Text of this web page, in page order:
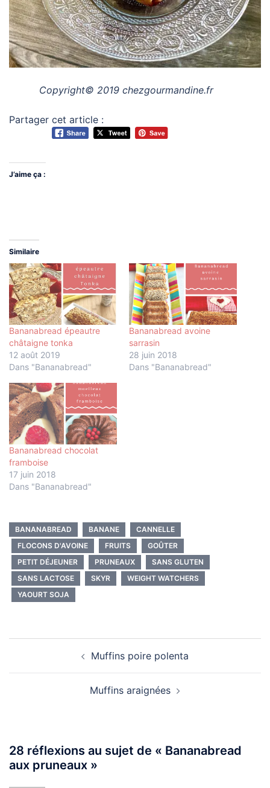
Copyright© 2019 chezgourmandine.fr
Partager cet article :
J’aime ça :
Similaire
Bananabread épeautre
châtaigne tonka
12 août 2019
Dans "Bananabread"
Bananabread avoine
sarrasin
28 juin 2018
Dans "Bananabread"
Bananabread chocolat
framboise
17 juin 2018
Dans "Bananabread"
BANANABREAD BANANE
CANNELLE
FLOCONS D'AVOINE
FRUITS
GOÛTER
PETIT DÉJEUNER
PRUNEAUX
SANS GLUTEN
SANS LACTOSE
SKYR
WEIGHT WATCHERS
YAOURT SOJA
Muffins poire polenta
Muffins araignées
28 réflexions au sujet de « Bananabread
aux pruneaux »